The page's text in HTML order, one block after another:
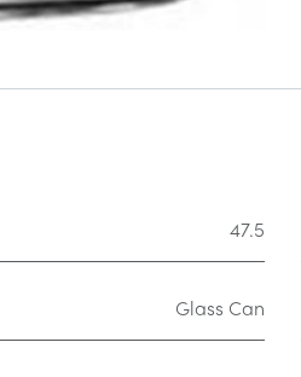
47.5
Glass Can